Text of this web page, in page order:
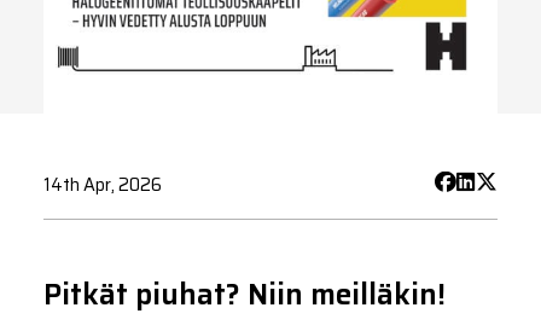
14th Apr, 2026
Pitkät piuhat? Niin meilläkin!